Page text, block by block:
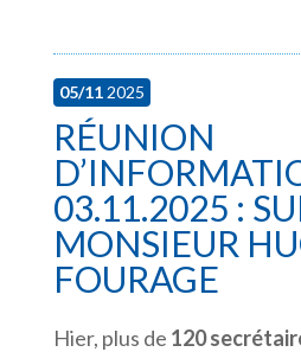
05/112025
RÉUNION
03.11.2025 :
MONSIEUR
FOURAGE
Hier, plus de 120